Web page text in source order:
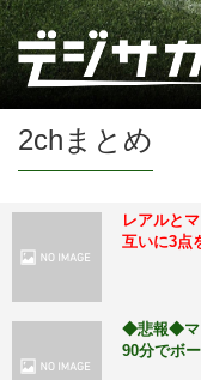
2chまとめ
レアルと
互いに3点
◆悲報◆マ
90分でボ